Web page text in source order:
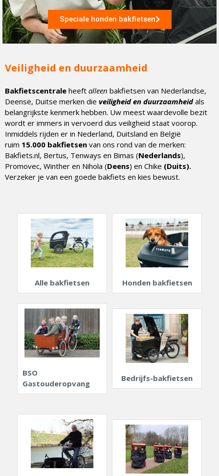
Speciale honden bakfietsen
Veiligheid en duurzaamheid
Bakfietscentrale heeft alleen bakfietsen van Nederlandse,
Deense, Duitse merken die veiligheid en duurzaamheidals
belangrijkste kenmerk hebben. Uw meest waardevolle bezit
wordt er immers in vervoerd dus veiligheid staat voorop.
Inmiddels rijden er in Nederland, Duitsland en België
ruim 15.000 bakfietsen van ons rond van de merken:
Bakfiets.nl, Bertus, Tenways en Bimas (Nederlands),
Promovec, Winther en Nihola (Deens) en Chike (Duits).
Verzeker je van een goede bakfiets en kies bewust.
Alle bakfietsen Honden bakfietsen
BSO
Gastouderopvang
Bedrijfs-bakfietsen